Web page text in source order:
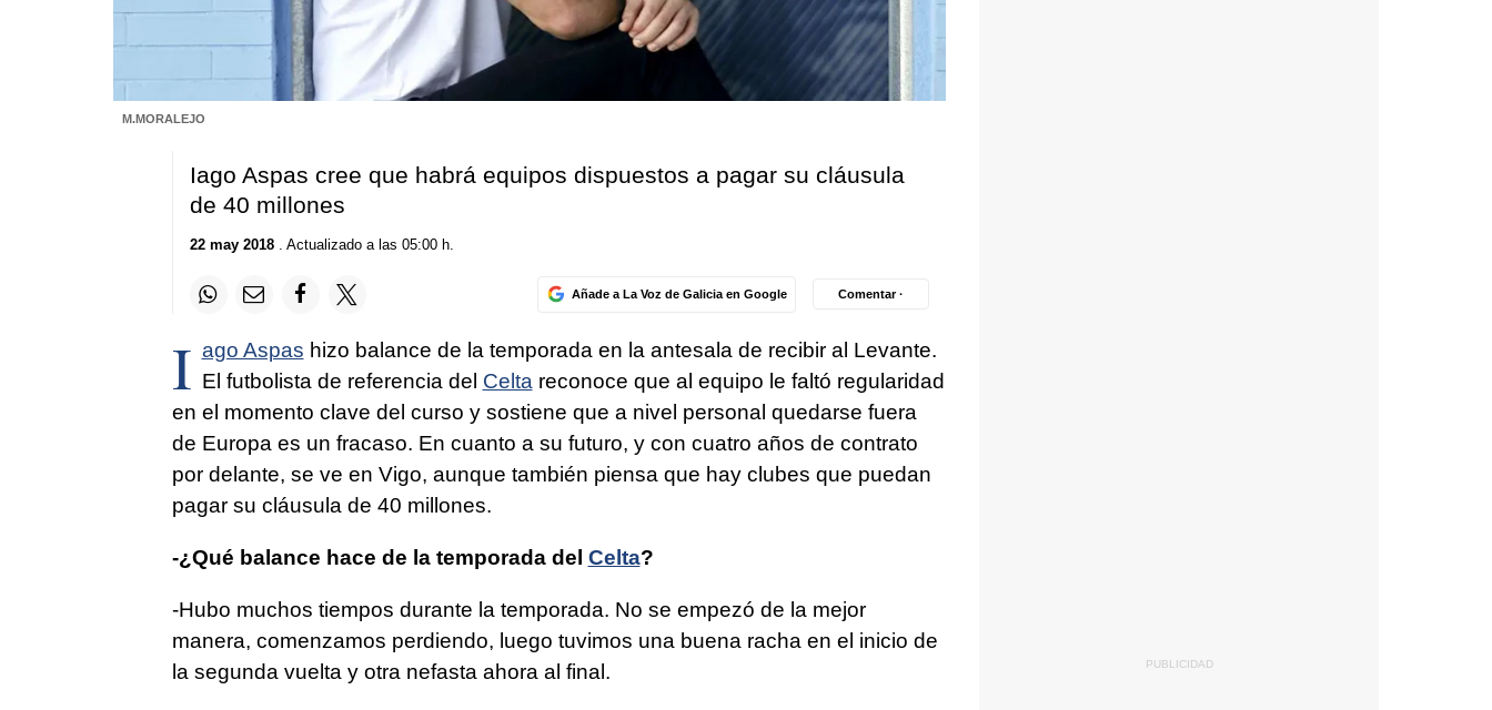
M.MORALEJO
Iago Aspas cree que habrá equipos dispuestos a pagar su cláusula
de 40 millones
22 may 2018. Actualizado a las 05:00 h.
Añade a La Voz de Galicia en Google Comentar ·
I ago Aspas hizo balance de la temporada en la antesala de recibir al Levante.
El futbolista de referencia del Celta reconoce que al equipo le faltó regularidad
en el momento clave del curso y sostiene que a nivel personal quedarse fuera
de Europa es un fracaso. En cuanto a su futuro, y con cuatro años de contrato
por delante, se ve en Vigo, aunque también piensa que hay clubes que puedan
pagar su cláusula de 40 millones.
-¿Qué balance hace de la temporada del Celta?
-Hubo muchos tiempos durante la temporada. No se empezó de la mejor
manera, comenzamos perdiendo, luego tuvimos una buena racha en el inicio de
la segunda vuelta y otra nefasta ahora al final.